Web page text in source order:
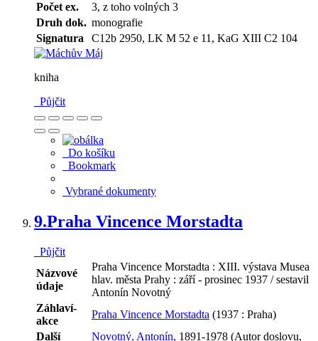
Počet ex.
3, z toho volných 3
Druh dok. monografie
Signatura
C12b 2950, LK M 52 e 11, KaG XIII C2 104
kniha
Půjčit
Do košíku
Bookmark
Vybrané dokumenty
9.Praha Vincence Morstadta
Půjčit
Názvové
údaje
Praha Vincence Morstadta : XIII. výstava Musea
hlav. města Prahy : září - prosinec 1937 / sestavil
Antonín Novotný
Záhlaví-
akce
Praha Vincence Morstadta (1937 : Praha)
Další
Novotný, Antonín, 1891-1978 (Autor doslovu,